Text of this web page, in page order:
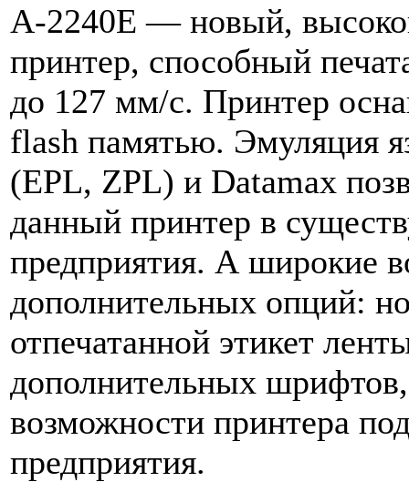
A-2240E — новый,
принтер, способный
до 127 мм/с. Принтер
flash памятью. Эмуляция
(EPL, ZPL) и Datamax
данный принтер в
предприятия. А широкие
дополнительных опций:
отпечатанной этикет
дополнительных шрифтов,
возможности принтера
предприятия.